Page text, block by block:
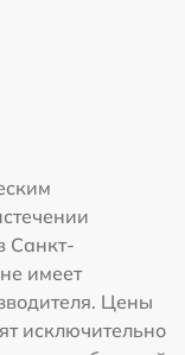
Санкт-
имеет
Цены
исключительно